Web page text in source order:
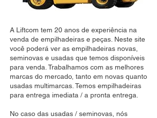
A Liftcom tem 20 anos de experiência na
venda de empilhadeiras e peças. Neste site
você poderá ver as empilhadeiras novas,
seminovas e usadas que temos disponíveis
para venda. Trabalhamos com as melhores
marcas do mercado, tanto em novas quanto
usadas multimarcas. Temos empilhadeiras
para entrega imediata / a pronta entrega.
No caso das usadas / seminovas, nós